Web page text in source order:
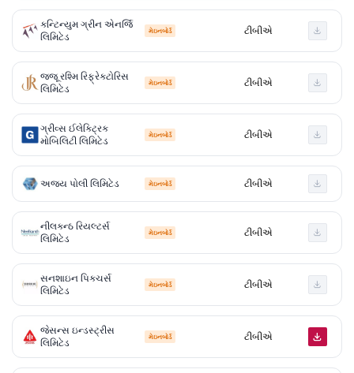
કન્ટિન્યુમ ગ્રીન એનર્જિ
લિમિટેડ
મેઇનબોર્ડ ટીબીએ
જજૂ રશ્મિ રિફ્રેક્ટોરિસ
લિમિટેડ
મેઇનબોર્ડ ટીબીએ
ગ્રીવ્સ ઈલેક્ટ્રિક
મોબિલિટી લિમિટેડ
મેઇનબોર્ડ ટીબીએ
અજય પોલી લિમિટેડ મેઇનબોર્ડ ટીબીએ
નીલકન્ઠ રિયલ્ટર્સ
લિમિટેડ
મેઇનબોર્ડ ટીબીએ
સનશાઇન પિક્ચર્સ
લિમિટેડ
મેઇનબોર્ડ ટીબીએ
જેસન્સ ઇન્ડસ્ટ્રીસ
લિમિટેડ
મેઇનબોર્ડ ટીબીએ